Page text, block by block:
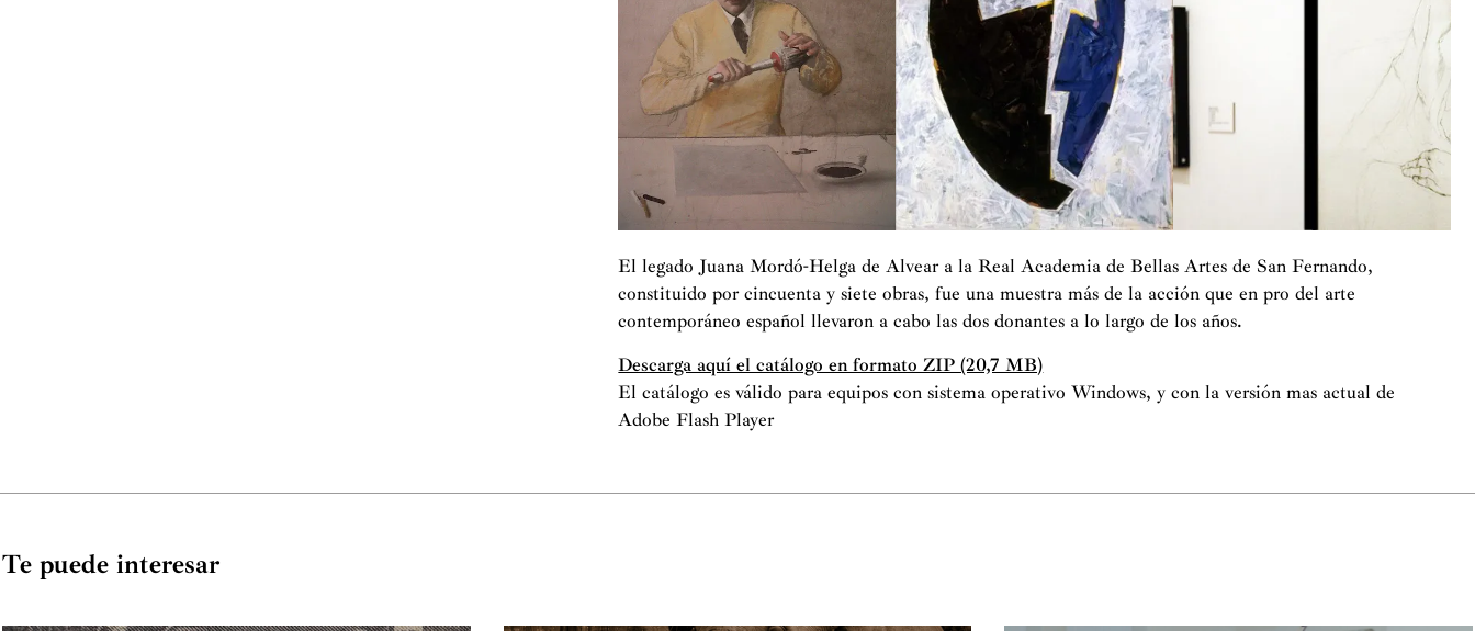
El legado Juana Mordó-Helga de Alvear a la Real Academia de Bellas Artes de San Fernando,
constituido por cincuenta y siete obras, fue una muestra más de la acción que en pro del arte
contemporáneo español llevaron a cabo las dos donantes a lo largo de los años.
Descarga aquí el catálogo en formato ZIP (20,7 MB)
El catálogo es válido para equipos con sistema operativo Windows, y con la versión mas actual de
Adobe Flash Player
Te puede interesar